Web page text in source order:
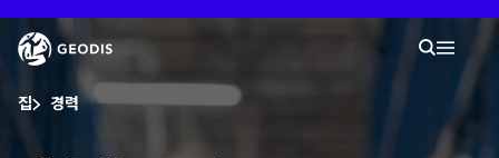
검색
당신은 여기 있습니다 :
집 경력
Player